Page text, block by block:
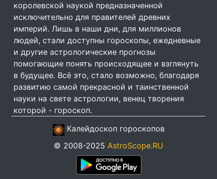
королевской наукой предназначенной
исключительно для правителей древних
империй. Лишь в наши дни, для миллионов
людей, стали доступны гороскопы, ежедневные
и другие астрологические прогнозы
помогающие понять происходящее и взглянуть
в будущее. Всё это, стало возможно, благодаря
развитию самой прекрасной и таинственной
науки на свете астрологии, венец творения
которой - гороскоп.
Калейдоскоп гороскопов
© 2008-2025 AstroScope.RU